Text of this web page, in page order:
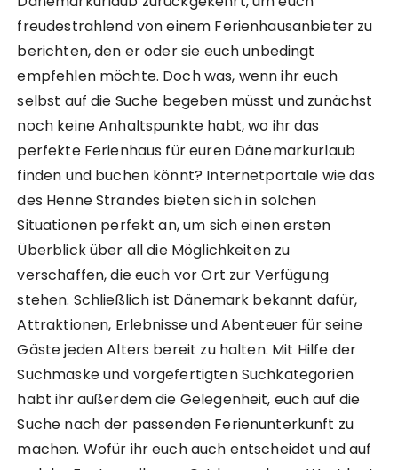
freudestrahlend von einem Ferienhausanbieter zu
berichten, den er oder sie euch unbedingt
empfehlen möchte. Doch was, wenn ihr euch
selbst auf die Suche begeben müsst und zunächst
noch keine Anhaltspunkte habt, wo ihr das
perfekte Ferienhaus für euren Dänemarkurlaub
finden und buchen könnt? Internetportale wie das
des Henne Strandes bieten sich in solchen
Situationen perfekt an, um sich einen ersten
Überblick über all die Möglichkeiten zu
verschaffen, die euch vor Ort zur Verfügung
stehen. Schließlich ist Dänemark bekannt dafür,
Attraktionen, Erlebnisse und Abenteuer für seine
Gäste jeden Alters bereit zu halten. Mit Hilfe der
Suchmaske und vorgefertigten Suchkategorien
habt ihr außerdem die Gelegenheit, euch auf die
Suche nach der passenden Ferienunterkunft zu
machen. Wofür ihr euch auch entscheidet und auf